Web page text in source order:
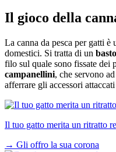
Il gioco della
La canna da pesca per gatti
domestici. Si tratta di un
filo sul quale sono fissate dei
campanellini, che servono
afferrare gli accessori
Il tuo gatto merita un ritratto
→ Gli offro la sua corona